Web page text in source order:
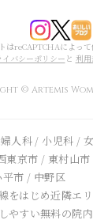
はreCAPTCHAによって
イバシーポリシー と 利
© Artemis
人科 / 小児科 /
東京市 / 東村山
市 / 中野区
をはじめ近隣エ
やすい無料の院